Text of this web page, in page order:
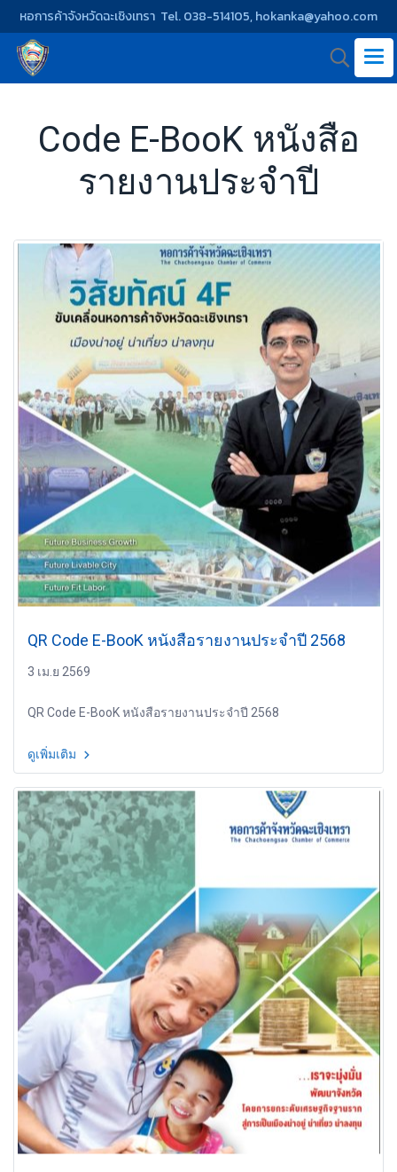
หอการค้าจังหวัดฉะเชิงเทรา Tel. 038-514105, hokanka@yahoo.com
Code E-BooK หนังสือ
รายงานประจำปี
QR Code E-BooK หนังสือรายงานประจำปี 2568
3 เม.ย 2569
QR Code E-BooK หนังสือรายงานประจำปี 2568
ดูเพิ่มเติม